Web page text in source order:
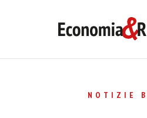
NOTIZIE